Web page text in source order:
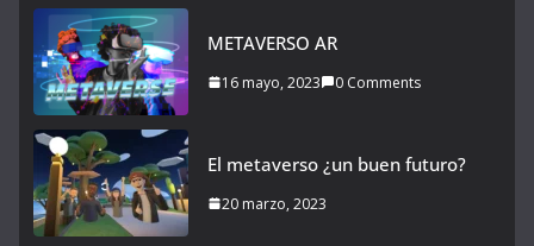
METAVERSO AR
16 mayo, 2023 0 Comments
El metaverso ¿un buen futuro?
20 marzo, 2023